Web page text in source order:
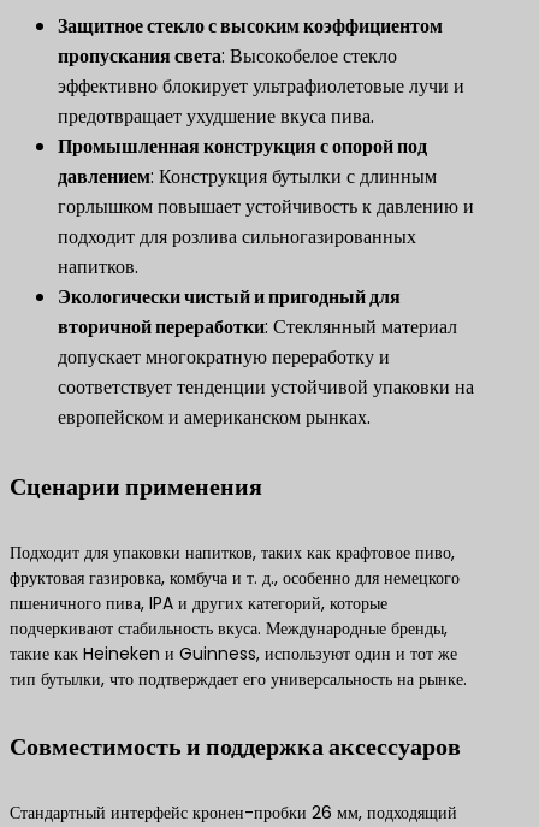
Защитное стекло с высоким коэффициентом
пропускания света​: Высокобелое стекло
эффективно блокирует ультрафиолетовые лучи и
предотвращает ухудшение вкуса пива.
​Промышленная конструкция с опорой под
давлением​​: Конструкция бутылки с длинным
горлышком повышает устойчивость к давлению и
подходит для розлива сильногазированных
напитков.
Экологически чистый и пригодный для
вторичной переработки​: Стеклянный материал
допускает многократную переработку и
соответствует тенденции устойчивой упаковки на
европейском и американском рынках.
Сценарии применения
Подходит для упаковки напитков, таких как крафтовое пиво,
фруктовая газировка, комбуча и т. д., особенно для немецкого
пшеничного пива, IPA и других категорий, которые
подчеркивают стабильность вкуса. Международные бренды,
такие как Heineken и Guinness, используют один и тот же
тип бутылки, что подтверждает его универсальность на рынке.
Совместимость и поддержка аксессуаров
Стандартный интерфейс кронен-пробки 26 мм, подходящий